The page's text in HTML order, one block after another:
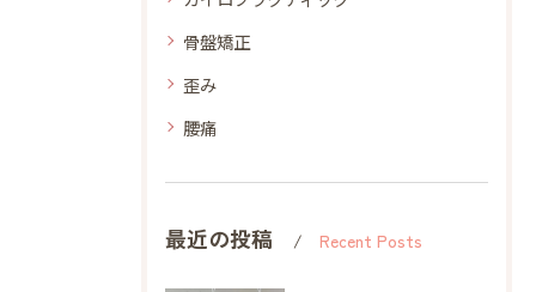
骨盤矯正
歪み
腰痛
最近の投稿 Recent Posts